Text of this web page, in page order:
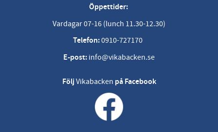
Öppettider:
Vardagar 07-16 (lunch 11.30-12.30)
Telefon:0910-727170
E-post: info@vikabacken.se
FöljVikabacken på Facebook